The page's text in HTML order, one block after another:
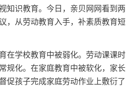
知识教育。今日，亲贝网网看到两
，从劳动教育入手，补素质教育短
学校教育中被弱化。劳动课课时
规化。在家庭教育中被软化，家长
促孩子完成家庭劳动作业上敷衍了